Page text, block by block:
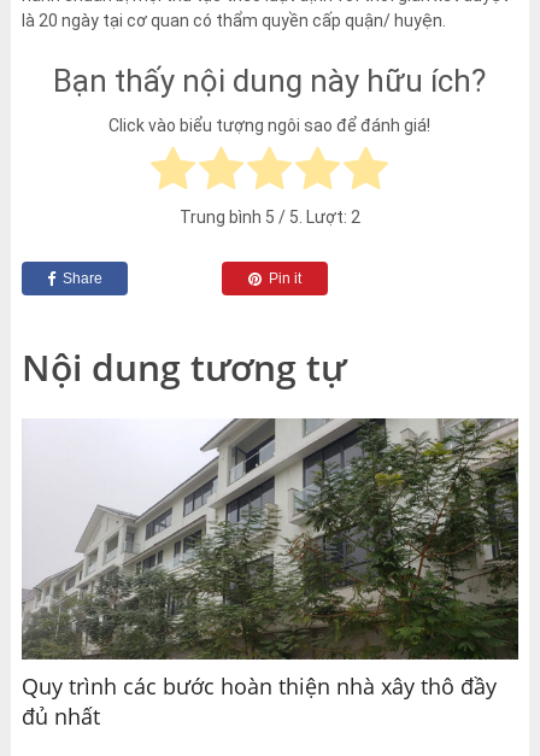
là 20 ngày tại cơ quan có thẩm quyền cấp quận/ huyện.
Bạn thấy nội dung này hữu ích?
Click vào biểu tượng ngôi sao để đánh giá!
Trung bình 5 / 5. Lượt: 2
Share Pin it
Nội dung tương tự
Quy trình các bước hoàn thiện nhà xây thô đầy
đủ nhất